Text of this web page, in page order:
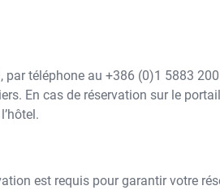
téléphone au +386 (0)1 5883
En cas de réservation sur le
est requis pour garantir votre